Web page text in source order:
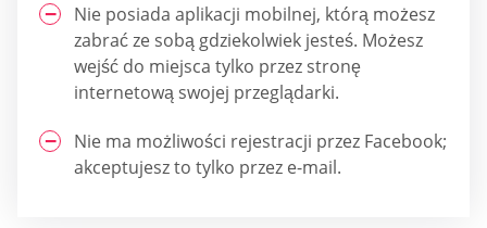
Nie posiada aplikacji mobilnej, którą możesz
zabrać ze sobą gdziekolwiek jesteś. Możesz
wejść do miejsca tylko przez stronę
internetową swojej przeglądarki.
Nie ma możliwości rejestracji przez Facebook;
akceptujesz to tylko przez e-mail.